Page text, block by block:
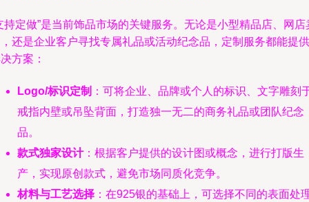
持定做”是当前饰品市场的关键服务。无论是小型精品店、网店
还是企业客户寻找专属礼品或活动纪念品，定制服务都能提供
方案：
Logo/标识定制 ：可将企业、品牌或个人的标识、文字雕刻
戒指内壁或吊坠背面，打造独一无二的商务礼品或团队纪念
品。
款式独家设计：根据客户提供的设计图或概念，进行打版生
产，实现原创款式，避免市场同质化竞争。
材料与工艺选择 ：在925银的基础上，可选择不同的表面处